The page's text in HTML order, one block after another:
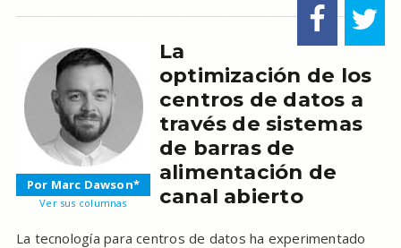
Por Marc Dawson*
Ver sus columnas
La
optimización de los
centros de datos a
través de sistemas
de barras de
alimentación de
canal abierto
La tecnología para centros de datos ha experimentado